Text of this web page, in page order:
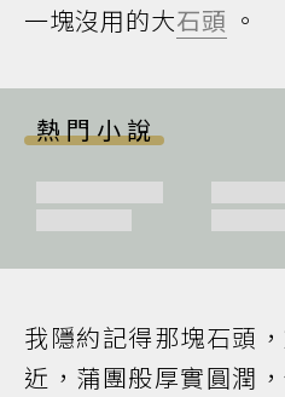
一塊沒用的大石頭 。
熱門小說
我隱約記得那塊石頭
近，蒲團般厚實圓潤